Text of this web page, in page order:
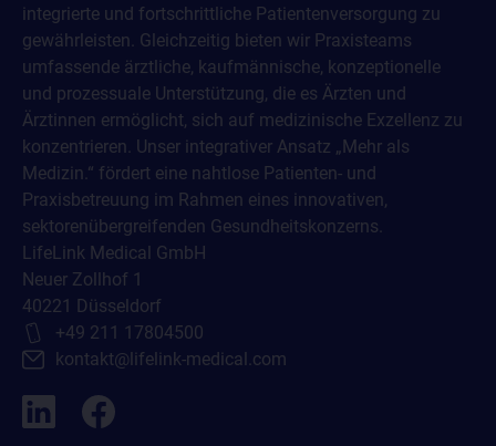
integrierte und fortschrittliche Patientenversorgung zu
gewährleisten. Gleichzeitig bieten wir Praxisteams
umfassende ärztliche, kaufmännische, konzeptionelle
und prozessuale Unterstützung, die es Ärzten und
Ärztinnen ermöglicht, sich auf medizinische Exzellenz zu
konzentrieren. Unser integrativer Ansatz „Mehr als
Medizin.“ fördert eine nahtlose Patienten- und
Praxisbetreuung im Rahmen eines innovativen,
sektorenübergreifenden Gesundheitskonzerns.
LifeLink Medical GmbH
Neuer Zollhof 1
40221 Düsseldorf
+49 211 17804500
kontakt@lifelink-medical.com